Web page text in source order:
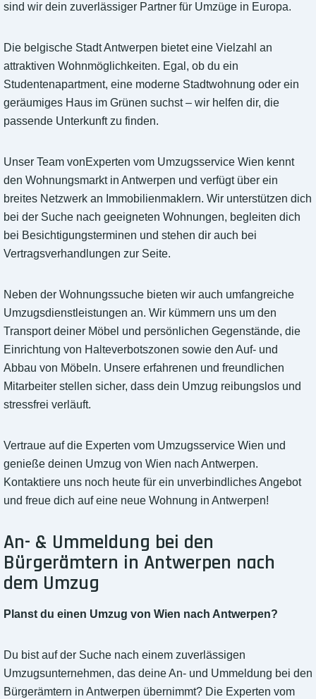
sind wir dein zuverlässiger Partner für Umzüge in Europa.
Die belgische Stadt Antwerpen bietet eine Vielzahl an
attraktiven Wohnmöglichkeiten. Egal, ob du ein
Studentenapartment, eine moderne Stadtwohnung oder ein
geräumiges Haus im Grünen suchst – wir helfen dir, die
passende Unterkunft zu finden.
Unser Team vonExperten vom Umzugsservice Wien kennt
den Wohnungsmarkt in Antwerpen und verfügt über ein
breites Netzwerk an Immobilienmaklern. Wir unterstützen dich
bei der Suche nach geeigneten Wohnungen, begleiten dich
bei Besichtigungsterminen und stehen dir auch bei
Vertragsverhandlungen zur Seite.
Neben der Wohnungssuche bieten wir auch umfangreiche
Umzugsdienstleistungen an. Wir kümmern uns um den
Transport deiner Möbel und persönlichen Gegenstände, die
Einrichtung von Halteverbotszonen sowie den Auf- und
Abbau von Möbeln. Unsere erfahrenen und freundlichen
Mitarbeiter stellen sicher, dass dein Umzug reibungslos und
stressfrei verläuft.
Vertraue auf die Experten vom Umzugsservice Wien und
genieße deinen Umzug von Wien nach Antwerpen.
Kontaktiere uns noch heute für ein unverbindliches Angebot
und freue dich auf eine neue Wohnung in Antwerpen!
An- & Ummeldung bei den
Bürgerämtern in Antwerpen nach
dem Umzug
Planst du einen Umzug von Wien nach Antwerpen?
Du bist auf der Suche nach einem zuverlässigen
Umzugsunternehmen, das deine An- und Ummeldung bei den
Bürgerämtern in Antwerpen übernimmt? Die Experten vom